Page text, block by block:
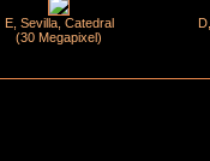
E, Sevilla, Catedral
(30 Megapixel)